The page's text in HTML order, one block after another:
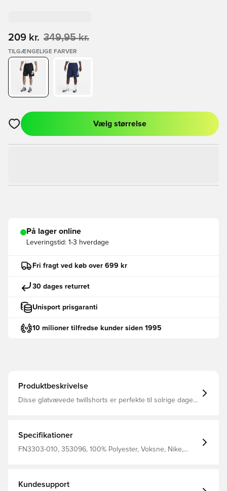
209 kr. 349,95 kr.
TILGÆNGELIGE FARVER
Åbner en Modal til at logge ind eller tilmelde dig som medlem
Vælg størrelse
På lager online
Leveringstid: 1-3 hverdage
Fri fragt ved køb over 699 kr
30 dages returret
Unisport prisgaranti
10 milioner tilfredse kunder siden 1995
Produktbeskrivelse
Disse glatvævede twillshorts er perfekte til solrige dage
discgolf i parken.
Specifikationer
FN3303-010, 353096, 100% Polyester, Voksne, Nike,
Kundesupport